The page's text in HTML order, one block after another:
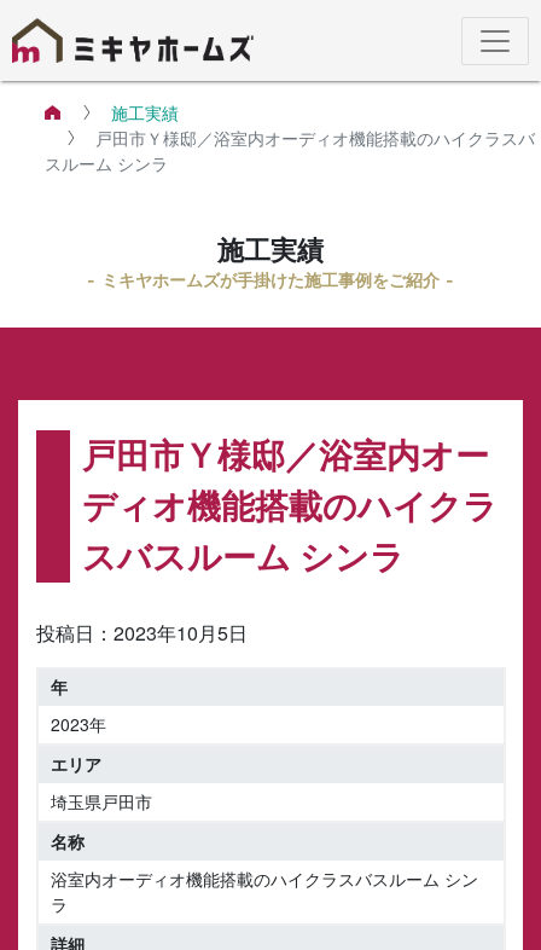
施工実績
戸田市Ｙ様邸／浴室内オーディオ機能搭載のハイクラスバ
スルーム シンラ
施工実績
ミキヤホームズが手掛けた施工事例をご紹介
戸田市Ｙ様邸／浴室内オー
ディオ機能搭載のハイクラ
スバスルーム シンラ
投稿日： 2023年10月5日
2023年
埼玉県戸田市
浴室内オーディオ機能搭載のハイクラスバスルーム シン
ラ